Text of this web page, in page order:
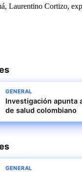
Laurentino Cortizo,
GENERAL
Investigación apunta
de salud colombiano
GENERAL